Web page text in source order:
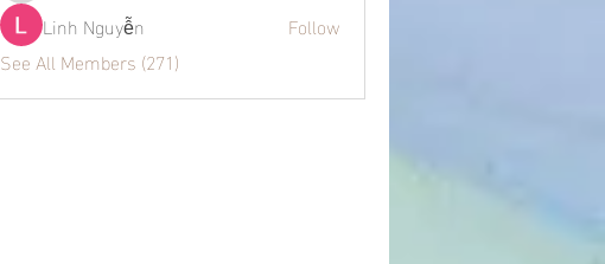
Linh Nguyễn
Follow
See All Members (271)